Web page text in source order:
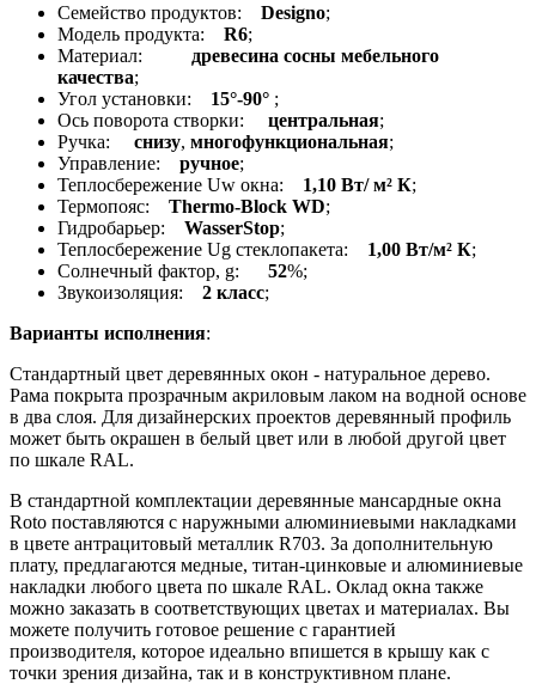
Семейство продуктов: Designo;
Модель продукта: R6;
Материал:
древесина сосны мебельного
качества;
Угол установки: 15°-90° ;
Ось поворота створки: центральная;
Ручка: снизу, многофункциональная;
Управление: ручное;
Теплосбережение Uw окна: 1,10 Вт/ м² К;
Термопояс: Thermo-Block WD;
Гидробарьер: WasserStop;
Теплосбережение Ug стеклопакета:
1,00 Вт/м² К;
Солнечный фактор, g:
52%;
Звукоизоляция:
2 класс;
Варианты исполнения:
Стандартный цвет деревянных окон - натуральное дерево.
Рама покрыта прозрачным акриловым лаком на водной основе
в два слоя. Для дизайнерских проектов деревянный профиль
может быть окрашен в белый цвет или в любой другой цвет
по шкале RAL.
В стандартной комплектации деревянные мансардные окна
Roto поставляются с наружными алюминиевыми накладками
в цвете антрацитовый металлик R703. За дополнительную
плату, предлагаются медные, титан-цинковые и алюминиевые
накладки любого цвета по шкале RAL. Оклад окна также
можно заказать в соответствующих цветах и материалах. Вы
можете получить готовое решение с гарантией
производителя, которое идеально впишется в крышу как с
точки зрения дизайна, так и в конструктивном плане.